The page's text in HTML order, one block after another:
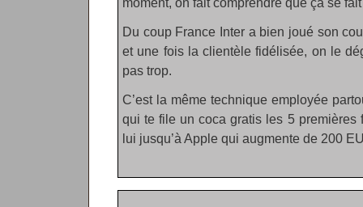
Du coup France Inter a bien joué son
et une fois la clientèle fidélisée, on le
pas trop.
C’est la même technique employée
qui te file un coca gratis les 5 premières
lui jusqu’à Apple qui augmente de 200